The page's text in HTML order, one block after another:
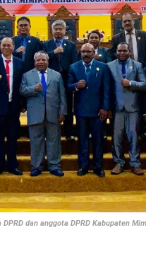
dan anggota DPRD Kabupaten